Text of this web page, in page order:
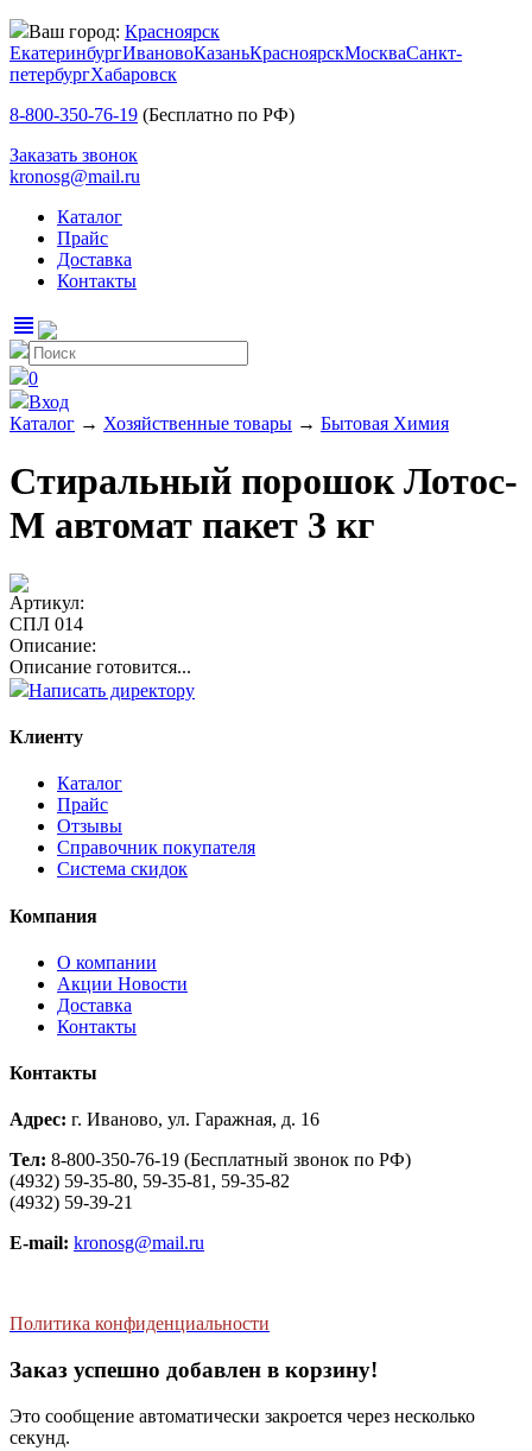
Ваш город: Красноярск
ЕкатеринбургИвановоКазаньКрасноярскМоскваСанкт-
петербургХабаровск
8-800-350-76-19 (Бесплатно по РФ)
Заказать звонок
kronosg@mail.ru
Каталог
Прайс
Доставка
Контакты
view_headline
0
Вход
Каталог → Хозяйственные товары → Бытовая Химия
Стиральный порошок Лотос-
М автомат пакет 3 кг
Артикул:
СПЛ 014
Описание:
Описание готовится...
Написать директору
Клиенту
Каталог
Прайс
Отзывы
Справочник покупателя
Система скидок
Компания
О компании
Aкции Новости
Доставка
Контакты
Контакты
Адрес: г. Иваново, ул. Гаражная, д. 16
Тел: 8-800-350-76-19 (Бесплатный звонок по РФ)
(4932) 59-35-80, 59-35-81, 59-35-82
(4932) 59-39-21
E-mail: kronosg@mail.ru
Политика конфиденциальности
Заказ успешно добавлен в корзину!
Это сообщение автоматически закроется через несколько
секунд.